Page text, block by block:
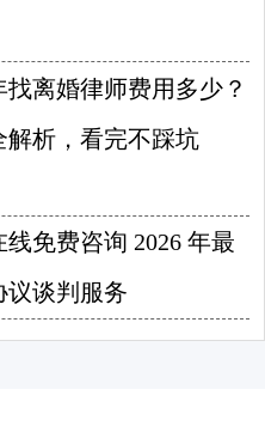
离婚律师费用多少？
析，看完不踩坑
免费咨询 2026 年最
议谈判服务